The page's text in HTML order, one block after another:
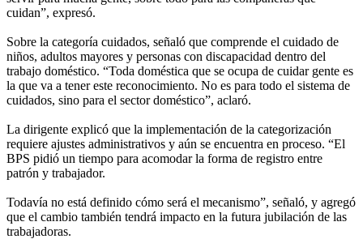
cuidan”, expresó.
Sobre la categoría cuidados, señaló que comprende el cuidado de
niños, adultos mayores y personas con discapacidad dentro del
trabajo doméstico. “Toda doméstica que se ocupa de cuidar gente es
la que va a tener este reconocimiento. No es para todo el sistema de
cuidados, sino para el sector doméstico”, aclaró.
La dirigente explicó que la implementación de la categorización
requiere ajustes administrativos y aún se encuentra en proceso. “El
BPS pidió un tiempo para acomodar la forma de registro entre
patrón y trabajador.
Todavía no está definido cómo será el mecanismo”, señaló, y agregó
que el cambio también tendrá impacto en la futura jubilación de las
trabajadoras.